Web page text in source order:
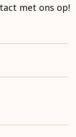
met ons op!